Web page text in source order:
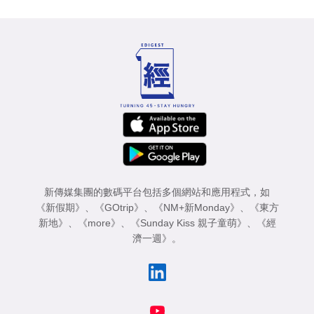
新傳媒集團的數碼平台包括多個網站和應用程式，如
《新假期》 、 《GOtrip》 、 《NM+新Monday》 、
《東方
新地》 、 《more》 、 《Sunday Kiss 親子童萌》 、
《經
濟一週》 。